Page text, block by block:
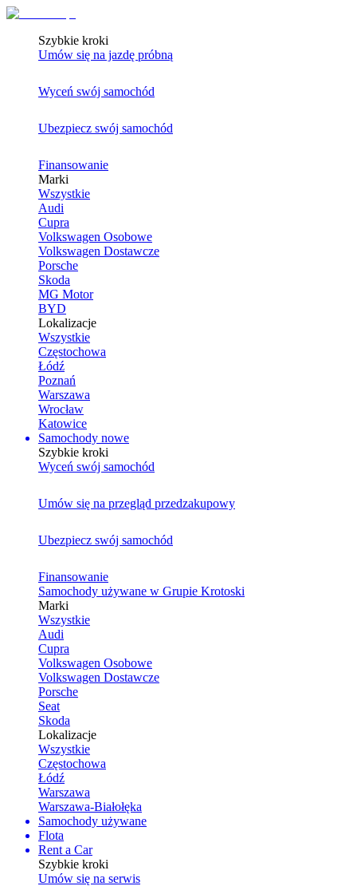
Szybkie kroki
Umów się na jazdę próbną
Wyceń swój samochód
Ubezpiecz swój samochód
Finansowanie
Marki
Wszystkie
Audi
Cupra
Volkswagen Osobowe
Volkswagen Dostawcze
Porsche
Skoda
MG Motor
BYD
Lokalizacje
Wszystkie
Częstochowa
Łódź
Poznań
Warszawa
Wrocław
Katowice
Samochody nowe
Szybkie kroki
Wyceń swój samochód
Umów się na przegląd przedzakupowy
Ubezpiecz swój samochód
Finansowanie
Samochody używane w Grupie Krotoski
Marki
Wszystkie
Audi
Cupra
Volkswagen Osobowe
Volkswagen Dostawcze
Porsche
Seat
Skoda
Lokalizacje
Wszystkie
Częstochowa
Łódź
Warszawa
Warszawa-Białołęka
Samochody używane
Flota
Rent a Car
Szybkie kroki
Umów się na serwis